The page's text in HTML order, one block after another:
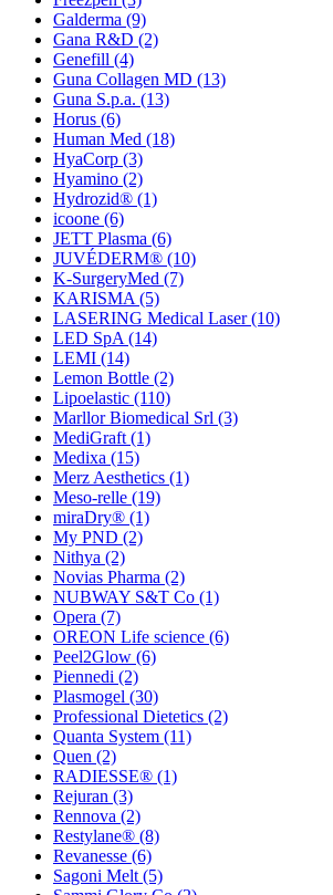
Galderma (9)
Gana R&D (2)
Genefill (4)
Guna Collagen MD (13)
Guna S.p.a. (13)
Horus (6)
Human Med (18)
HyaCorp (3)
Hyamino (2)
Hydrozid® (1)
icoone (6)
JETT Plasma (6)
JUVÉDERM® (10)
K-SurgeryMed (7)
KARISMA (5)
LASERING Medical Laser(10)
LED SpA (14)
LEMI (14)
Lemon Bottle (2)
Lipoelastic (110)
Marllor Biomedical Srl (3)
MediGraft (1)
Medixa (15)
Merz Aesthetics (1)
Meso-relle (19)
miraDry® (1)
My PND (2)
Nithya (2)
Novias Pharma (2)
NUBWAY S&T Co (1)
Opera (7)
OREON Life science (6)
Peel2Glow (6)
Piennedi (2)
Plasmogel (30)
Professional Dietetics (2)
Quanta System (11)
Quen (2)
RADIESSE® (1)
Rejuran (3)
Rennova (2)
Restylane® (8)
Revanesse (6)
Sagoni Melt (5)